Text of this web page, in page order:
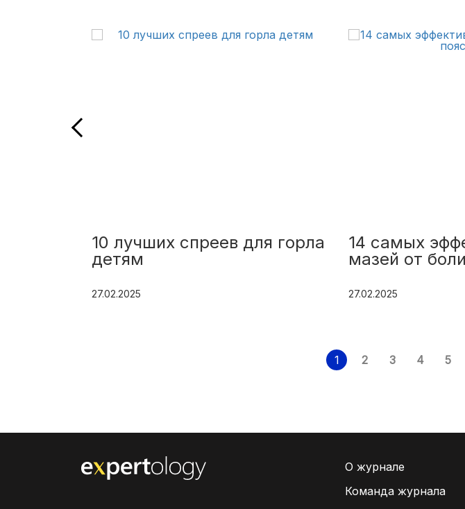
10 лучших спреев для горла
детям
27.02.2025
14 самых
мазей от
27.02.2025
1 2 3 4 5
О журнале
Команда журнала